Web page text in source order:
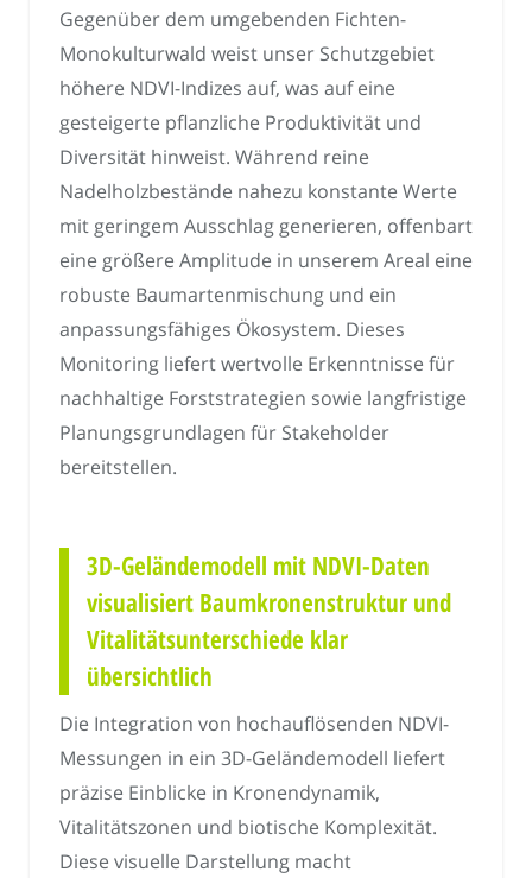
Gegenüber dem umgebenden Fichten-
Monokulturwald weist unser Schutzgebiet
höhere NDVI-Indizes auf, was auf eine
gesteigerte pflanzliche Produktivität und
Diversität hinweist. Während reine
Nadelholzbestände nahezu konstante Werte
mit geringem Ausschlag generieren, offenbart
eine größere Amplitude in unserem Areal eine
robuste Baumartenmischung und ein
anpassungsfähiges Ökosystem. Dieses
Monitoring liefert wertvolle Erkenntnisse für
nachhaltige Forststrategien sowie langfristige
Planungsgrundlagen für Stakeholder
bereitstellen.
3D-Geländemodell mit NDVI-Daten
visualisiert Baumkronenstruktur und
Vitalitätsunterschiede klar
übersichtlich
Die Integration von hochauflösenden NDVI-
Messungen in ein 3D-Geländemodell liefert
präzise Einblicke in Kronendynamik,
Vitalitätszonen und biotische Komplexität.
Diese visuelle Darstellung macht